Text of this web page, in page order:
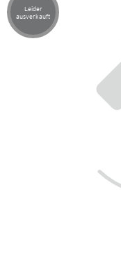
Artikel leider ausverkauft
Leider
ausverkauft